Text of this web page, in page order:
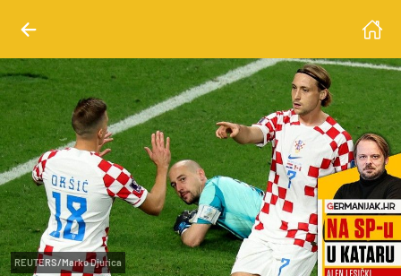
REUTERS/Marko Djurica